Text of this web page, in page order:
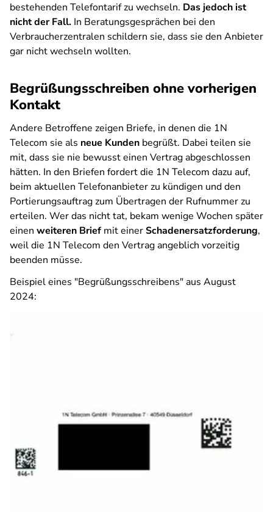
bestehenden Telefontarif zu wechseln. Das jedoch ist
nicht der Fall. In Beratungsgesprächen bei den
Verbraucherzentralen schildern sie, dass sie den Anbieter
gar nicht wechseln wollten.
Begrüßungsschreiben ohne vorherigen
Kontakt
Andere Betroffene zeigen Briefe, in denen die 1N
Telecom sie als neue Kunden begrüßt. Dabei teilen sie
mit, dass sie nie bewusst einen Vertrag abgeschlossen
hätten. In den Briefen fordert die 1N Telecom dazu auf,
beim aktuellen Telefonanbieter zu kündigen und den
Portierungsauftrag zum Übertragen der Rufnummer zu
erteilen. Wer das nicht tat, bekam wenige Wochen später
einen weiteren Brief mit einerSchadenersatzforderung,
weil die 1N Telecom den Vertrag angeblich vorzeitig
beenden müsse.
Beispiel eines "Begrüßungsschreibens" aus August
2024: